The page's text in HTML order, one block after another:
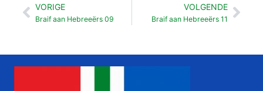
Vorige
VORIGE
Braif aan Hebreeërs 09
VOLGENDE
Braif aan Hebreeërs 11